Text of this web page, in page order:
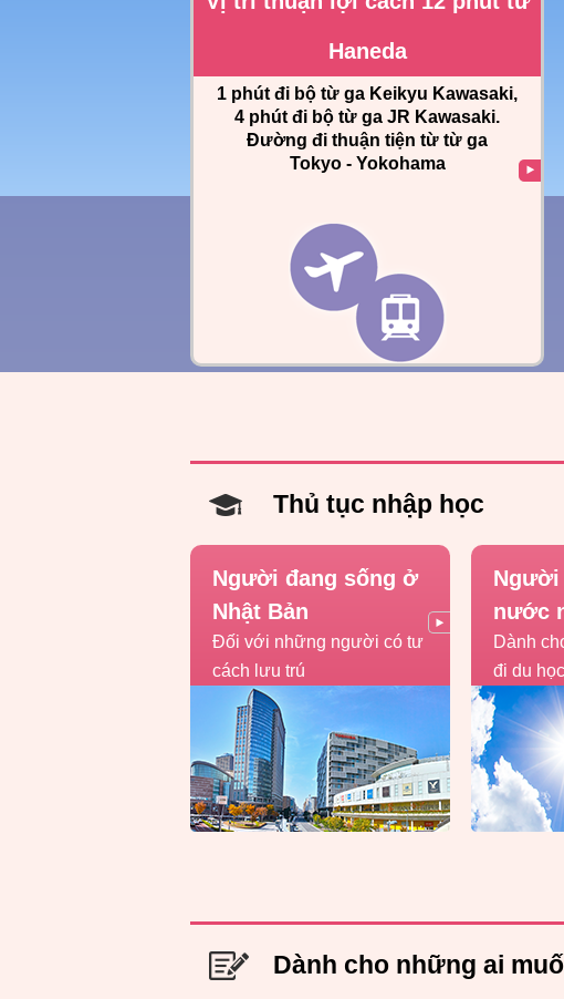
Haneda
1 phút đi bộ từ ga Keikyu Kawasaki,
4 phút đi bộ từ ga JR Kawasaki.
Đường đi thuận tiện từ từ ga
Tokyo - Yokohama
Thủ tục nhập học
Người đang sống ở
Nhật Bản
Đối với những người có tư
cách lưu trú
Người
nước
Dành
đi du học
Dành cho những ai